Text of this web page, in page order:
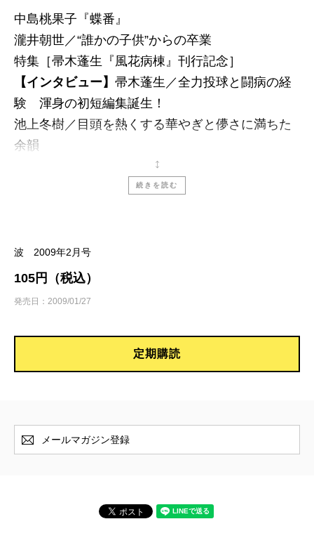
中島桃果子『蝶番』
瀧井朝世／“誰かの子供”からの卒業
特集［帚木蓬生『風花病棟』刊行記念］
【インタビュー】 帚木蓬生／全力投球と闘病の経
験 渾身の初短編集誕生！
池上冬樹／目頭を熱くする華やぎと儚さに満ちた
余韻
マイケル・オンダーチェ『ディビザデロ通り』
（新潮クレスト・ブックス）
野口武彦『幕末バトル・ロワイヤル 天誅と新選
組』（新潮新書）
保阪正康×浅見雅男／優れた天皇が「誕生」する条
美達大和『人を殺すとはどういうことか―長期Ｌ
続きを読む
波 2009年2月号
105円（税込）
発売日：2009/01/27
定期購読
メールマガジン登録